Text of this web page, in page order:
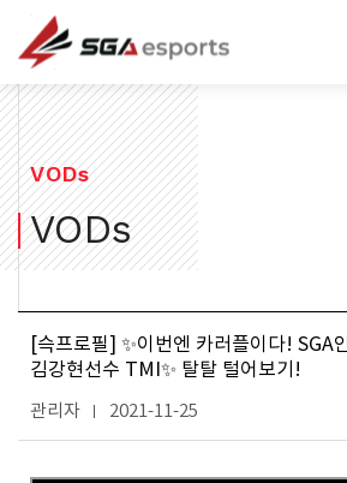
㈜에스지에이이스포츠
VODs
VODs
[슥프로필] ✨이번엔 카러플이다! SGA
김강현선수 TMI✨ 탈탈 털어보기!
관리자 2021-11-25